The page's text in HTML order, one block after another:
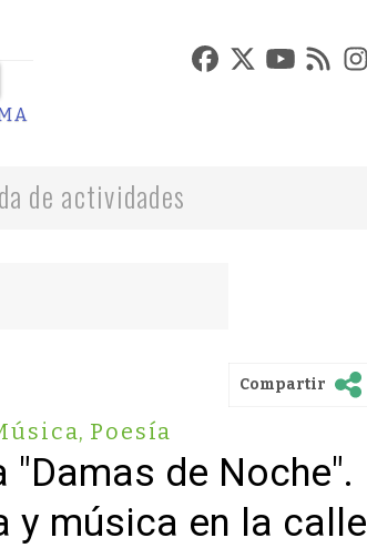
de actividades
Compartir
, Poesía
de Noche".
y música en la calle